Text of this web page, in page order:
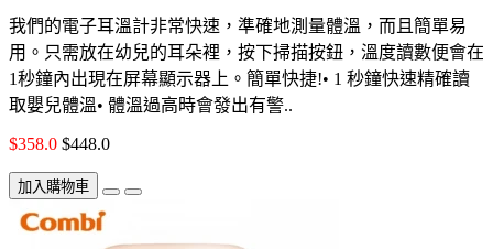
我們的電子耳溫計非常快速，準確地測量體溫，而且簡單易
用。只需放在幼兒的耳朵裡，按下掃描按鈕，溫度讀數便會在
1秒鐘內出現在屏幕顯示器上。簡單快捷!• 1 秒鐘快速精確讀
取嬰兒體溫• 體溫過高時會發出有警..
$358.0 $448.0
加入購物車